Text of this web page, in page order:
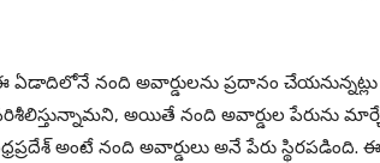
నంది అవార్డులను ప్రదానం చేయనున్నట్లు
అయితే నంది అవార్డుల పేరును
అంటే నంది అవార్డులు అనే పేరు స్థిరపడింది. ఈ